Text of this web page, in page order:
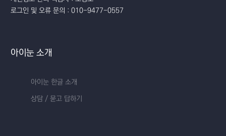
로그인 및 오류 문의 : 010-9477-0557
아이눈 소개
아이눈 한글 소개
상담 / 묻고 답하기